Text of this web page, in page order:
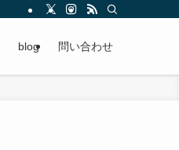
blog 問い合わせ